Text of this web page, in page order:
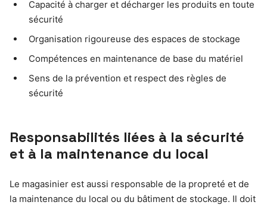
Capacité à charger et décharger les produits en toute
sécurité
Organisation rigoureuse des espaces de stockage
Compétences en maintenance de base du matériel
Sens de la prévention et respect des règles de
sécurité
Responsabilités liées à la sécurité
et à la maintenance du local
Le magasinier est aussi responsable de la propreté et de
la maintenance du local ou du bâtiment de stockage. Il doit